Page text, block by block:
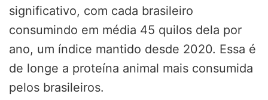
significativo, com cada brasileiro
consumindo em média 45 quilos dela por
ano, um índice mantido desde 2020. Essa é
de longe a proteína animal mais consumida
pelos brasileiros.